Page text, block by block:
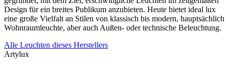
Design für ein breites Publikum anzubieten. Heute bietet ideal lux
eine große Vielfalt an Stilen von klassisch bis modern, hauptsächlich
Wohnraumleuchte, aber auch Außen- oder technische Beleuchtung.
Alle Leuchten dieses Herstellers
Artylux